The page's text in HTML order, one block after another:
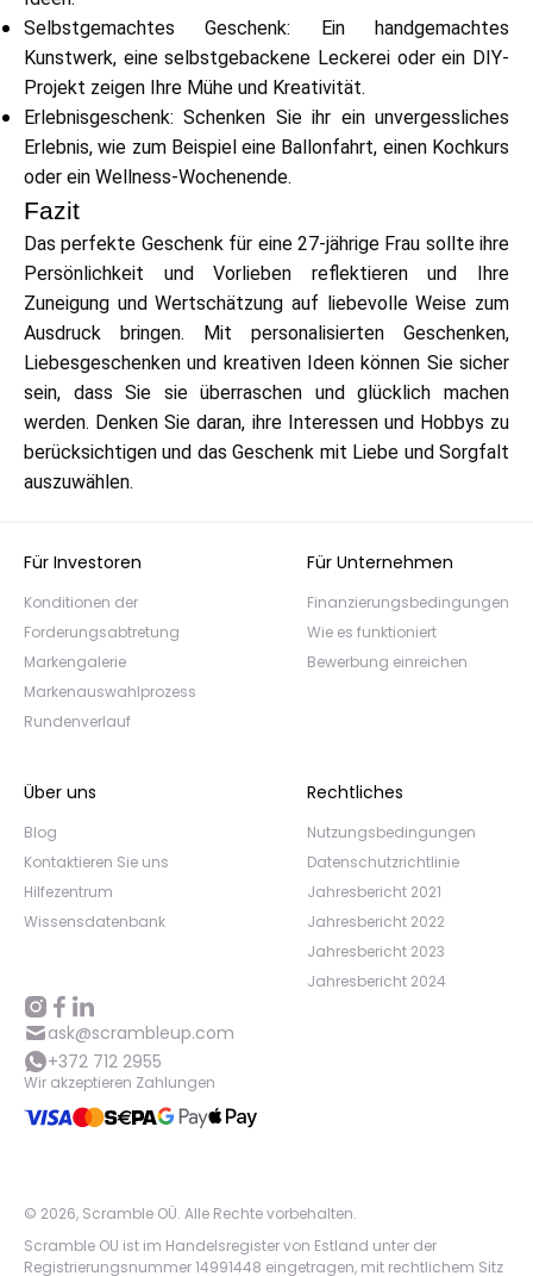
ask@scrambleup.com
+372 712 2955
Selbstgemachtes Geschenk: Ein handgemachtes
Kunstwerk, eine selbstgebackene Leckerei oder ein DIY-
Projekt zeigen Ihre Mühe und Kreativität.
Erlebnisgeschenk: Schenken Sie ihr ein unvergessliches
Erlebnis, wie zum Beispiel eine Ballonfahrt, einen Kochkurs
oder ein Wellness-Wochenende.
Fazit
Das perfekte Geschenk für eine 27-jährige Frau sollte ihre
Persönlichkeit und Vorlieben reflektieren und Ihre
Zuneigung und Wertschätzung auf liebevolle Weise zum
Ausdruck bringen. Mit personalisierten Geschenken,
Liebesgeschenken und kreativen Ideen können Sie sicher
sein, dass Sie sie überraschen und glücklich machen
werden. Denken Sie daran, ihre Interessen und Hobbys zu
berücksichtigen und das Geschenk mit Liebe und Sorgfalt
auszuwählen.
Für Investoren
Konditionen der
Forderungsabtretung
Markengalerie
Markenauswahlprozess
Rundenverlauf
Für Unternehmen
Finanzierungsbedingungen
Wie es funktioniert
Bewerbung einreichen
Über uns
Blog
Kontaktieren Sie uns
Hilfezentrum
Wissensdatenbank
Rechtliches
Nutzungsbedingungen
Datenschutzrichtlinie
Jahresbericht 2021
Jahresbericht 2022
Jahresbericht 2023
Jahresbericht 2024
ask@scrambleup.com
+372 712 2955
Wir akzeptieren Zahlungen
© 2026, Scramble OÜ. Alle Rechte vorbehalten.
Scramble OU ist im Handelsregister von Estland unter der
Registrierungsnummer 14991448 eingetragen, mit rechtlichem Sitz